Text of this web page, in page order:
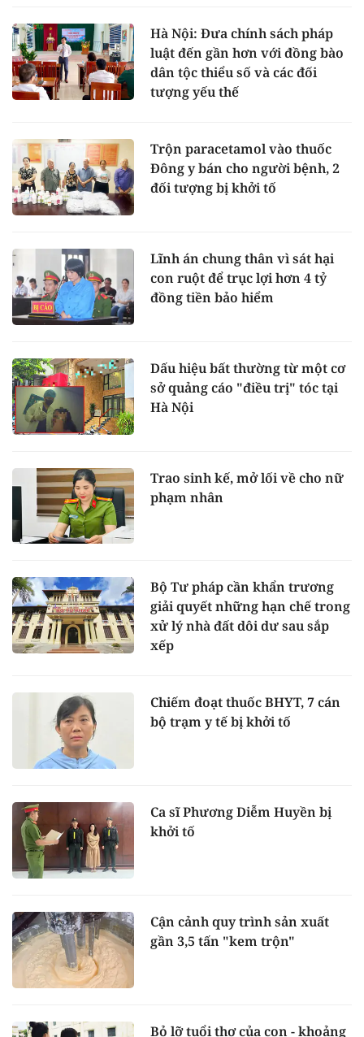
Hà Nội: Đưa chính sách pháp
luật đến gần hơn với đồng bào
dân tộc thiểu số và các đối
tượng yếu thế
Trộn paracetamol vào thuốc
Đông y bán cho người bệnh, 2
đối tượng bị khởi tố
Lĩnh án chung thân vì sát hại
con ruột để trục lợi hơn 4 tỷ
đồng tiền bảo hiểm
Dấu hiệu bất thường từ một cơ
sở quảng cáo "điều trị" tóc tại
Hà Nội
Trao sinh kế, mở lối về cho nữ
phạm nhân
Bộ Tư pháp cần khẩn trương
giải quyết những hạn chế trong
xử lý nhà đất dôi dư sau sắp
xếp
Chiếm đoạt thuốc BHYT, 7 cán
bộ trạm y tế bị khởi tố
Ca sĩ Phương Diễm Huyền bị
khởi tố
Cận cảnh quy trình sản xuất
gần 3,5 tấn "kem trộn"
Bỏ lỡ tuổi thơ của con - khoảng